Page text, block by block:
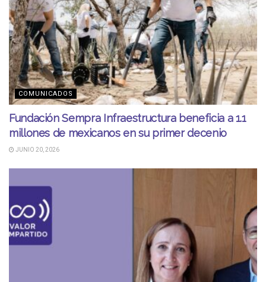
COMUNICADOS
Fundación Sempra Infraestructura beneficia a 1.1
millones de mexicanos en su primer decenio
JUNIO 20, 2026